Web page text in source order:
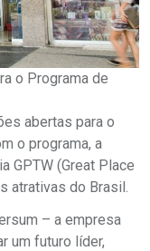
o Programa de
abertas para o
o programa, a
GPTW (Great Place
atrativas do Brasil.
– a empresa
um futuro líder,